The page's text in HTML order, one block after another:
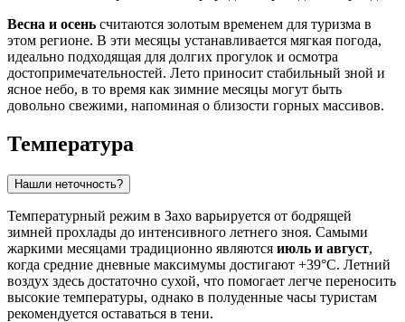
Весна и осень считаются золотым временем для туризма в
этом регионе. В эти месяцы устанавливается мягкая погода,
идеально подходящая для долгих прогулок и осмотра
достопримечательностей. Лето приносит стабильный зной и
ясное небо, в то время как зимние месяцы могут быть
довольно свежими, напоминая о близости горных массивов.
Температура
Нашли неточность?
Температурный режим в Захо варьируется от бодрящей
зимней прохлады до интенсивного летнего зноя. Самыми
жаркими месяцами традиционно являются июль и август,
когда средние дневные максимумы достигают +39°C. Летний
воздух здесь достаточно сухой, что помогает легче переносить
высокие температуры, однако в полуденные часы туристам
рекомендуется оставаться в тени.